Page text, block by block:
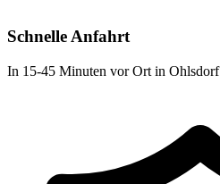
Schnelle Anfahrt
In 15-45 Minuten vor Ort in Ohlsdorf